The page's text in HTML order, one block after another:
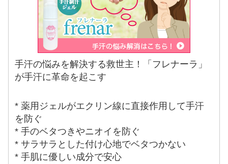
手汗の悩みを解決する救世主！「フレナーラ」
が手汗に革命を起こす
* 薬用ジェルがエクリン線に直接作用して手汗
を防ぐ
* 手のベタつきやニオイを防ぐ
* サラサラとした付け心地でベタつかない
* 手肌に優しい成分で安心